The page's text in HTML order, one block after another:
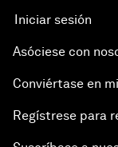
Iniciar sesión
Asóciese con
Conviértase en
Regístrese para